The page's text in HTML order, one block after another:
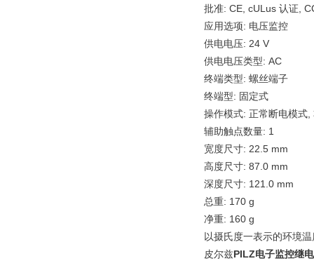
批准: CE, cULus 认证,
应用选项: 电压监控
供电电压: 24 V
供电电压类型: AC
终端类型: 螺丝端子
终端型: 固定式
操作模式: 正常断电模式,
辅助触点数量: 1
宽度尺寸: 22.5 mm
高度尺寸: 87.0 mm
深度尺寸: 121.0 mm
总重: 170 g
净重: 160 g
以摄氏度一表示的环境温
皮尔兹PILZ电子监控继